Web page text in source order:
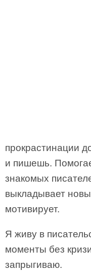
прокрастинации
и пишешь.
знакомых
выкладывает
мотивирует.
Я живу в
моменты без
запрыгиваю.